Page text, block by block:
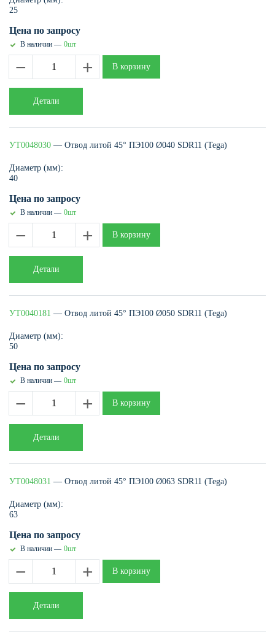
Детали
25
Цена по запросу
В наличии — 0шт
− + В корзину
УТ0048030 — Отвод литой 45° ПЭ100 Ø040 SDR11 (Tega)
Детали
Диаметр (мм):
40
Цена по запросу
В наличии — 0шт
− + В корзину
УТ0040181 — Отвод литой 45° ПЭ100 Ø050 SDR11 (Tega)
Детали
Диаметр (мм):
50
Цена по запросу
В наличии — 0шт
− + В корзину
УТ0048031 — Отвод литой 45° ПЭ100 Ø063 SDR11 (Tega)
Детали
Диаметр (мм):
63
Цена по запросу
В наличии — 0шт
− + В корзину